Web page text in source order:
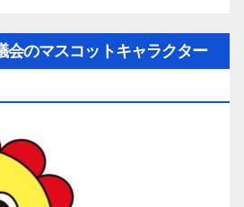
会のマスコットキャラクター